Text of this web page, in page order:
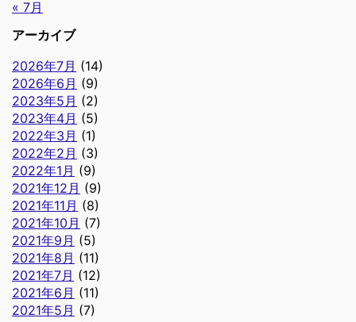
« 7月
アーカイブ
2026年7月 (14)
2026年6月 (9)
2023年5月 (2)
2023年4月 (5)
2022年3月 (1)
2022年2月 (3)
2022年1月 (9)
2021年12月 (9)
2021年11月 (8)
2021年10月 (7)
2021年9月 (5)
2021年8月 (11)
2021年7月 (12)
2021年6月 (11)
2021年5月 (7)